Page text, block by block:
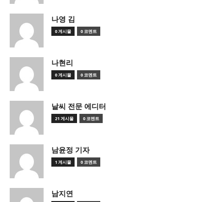
나영 김
0 게시물 0 코멘트
나현리
0 게시물 0 코멘트
날씨 전문 에디터
21 게시물 0 코멘트
남윤정 기자
1 게시물 0 코멘트
남지연